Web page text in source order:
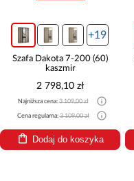
+19
Szafa Dakota 7-200 (60)
kaszmir
2 798,10 zł
Najniższa cena:3 109,00 zł
Cena regularna:3 109,00 zł
Dodaj do koszyka